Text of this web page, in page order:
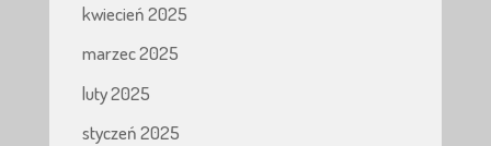
kwiecień 2025
marzec 2025
luty 2025
styczeń 2025